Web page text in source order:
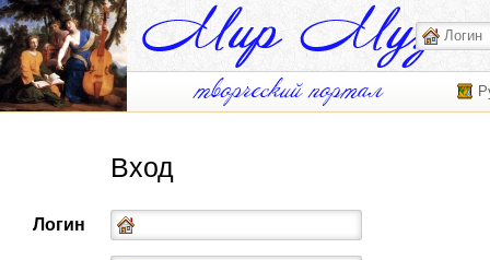
Вход
Логин